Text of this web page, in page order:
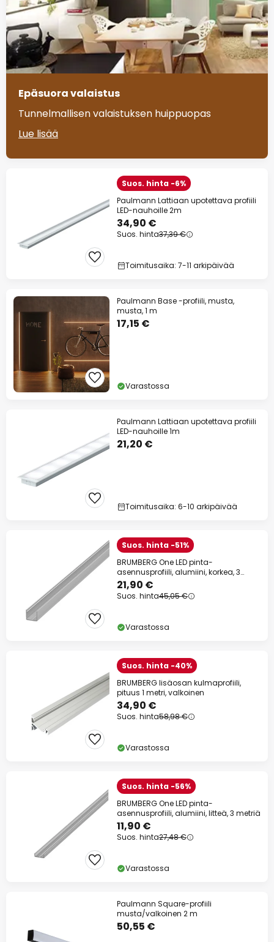
Epäsuora valaistus
Tunnelmallisen valaistuksen huippuopas
Lue lisää
Suos. hinta -6%
Paulmann Lattiaan upotettava profiili
LED-nauhoille 2m
34,90 €
Suos. hinta37,39 €
Toimitusaika: 7-11 arkipäivää
Paulmann Base -profiili, musta,
musta, 1 m
17,15 €
Varastossa
Paulmann Lattiaan upotettava profiili
LED-nauhoille 1m
21,20 €
Toimitusaika: 6-10 arkipäivää
Suos. hinta -51%
BRUMBERG One LED pinta-
asennusprofiili, alumiini, korkea, 3
metriä
21,90 €
Suos. hinta45,05 €
Varastossa
Suos. hinta -40%
BRUMBERG lisäosan kulmaprofiili,
pituus 1 metri, valkoinen
34,90 €
Suos. hinta58,98 €
Varastossa
Suos. hinta -56%
BRUMBERG One LED pinta-
asennusprofiili, alumiini, litteä, 3 metriä
11,90 €
Suos. hinta27,48 €
Varastossa
Paulmann Square-profiili
musta/valkoinen 2 m
50,55 €